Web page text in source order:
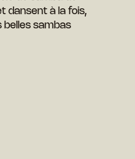
dansent à la fois,
belles sambas